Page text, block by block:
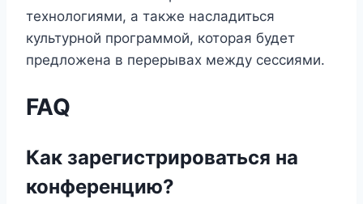
технологиями, а также насладиться
культурной программой, которая будет
предложена в перерывах между сессиями.
FAQ
Как зарегистрироваться на
конференцию?